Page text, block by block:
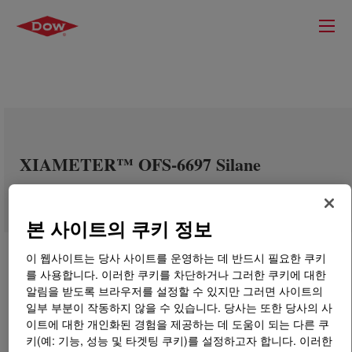
XIAMETER™ OFS-6697 Silane
본 사이트의 쿠키 정보
이 웹사이트는 당사 사이트를 운영하는 데 반드시 필요한 쿠키
를 사용합니다. 이러한 쿠키를 차단하거나 그러한 쿠키에 대한
알림을 받도록 브라우저를 설정할 수 있지만 그러면 사이트의
일부 부분이 작동하지 않을 수 있습니다. 당사는 또한 당사의 사
이트에 대한 개인화된 경험을 제공하는 데 도움이 되는 다른 쿠
키(예: 기능, 성능 및 타겟팅 쿠키)를 설정하고자 합니다. 이러한